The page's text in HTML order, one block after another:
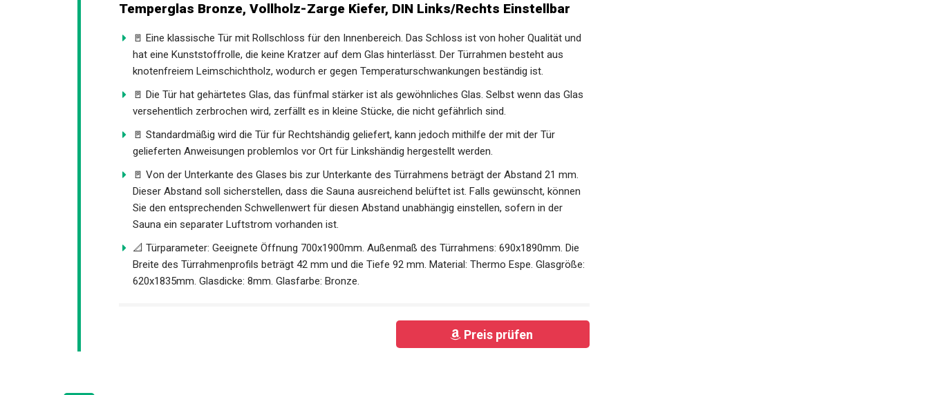
Temperglas Bronze, Vollholz-Zarge Kiefer, DIN Links/Rechts Einstellbar
🚪 Eine klassische Tür mit Rollschloss für den Innenbereich. Das Schloss ist von hoher Qualität und
hat eine Kunststoffrolle, die keine Kratzer auf dem Glas hinterlässt. Der Türrahmen besteht aus
knotenfreiem Leimschichtholz, wodurch er gegen Temperaturschwankungen beständig ist.
🚪 Die Tür hat gehärtetes Glas, das fünfmal stärker ist als gewöhnliches Glas. Selbst wenn das Glas
versehentlich zerbrochen wird, zerfällt es in kleine Stücke, die nicht gefährlich sind.
🚪 Standardmäßig wird die Tür für Rechtshändig geliefert, kann jedoch mithilfe der mit der Tür
gelieferten Anweisungen problemlos vor Ort für Linkshändig hergestellt werden.
🚪 Von der Unterkante des Glases bis zur Unterkante des Türrahmens beträgt der Abstand 21 mm.
Dieser Abstand soll sicherstellen, dass die Sauna ausreichend belüftet ist. Falls gewünscht, können
Sie den entsprechenden Schwellenwert für diesen Abstand unabhängig einstellen, sofern in der
Sauna ein separater Luftstrom vorhanden ist.
📐 Türparameter: Geeignete Öffnung 700x1900mm. Außenmaß des Türrahmens: 690x1890mm. Die
Breite des Türrahmenprofils beträgt 42 mm und die Tiefe 92 mm. Material: Thermo Espe. Glasgröße:
620x1835mm. Glasdicke: 8mm. Glasfarbe: Bronze.
Preis prüfen